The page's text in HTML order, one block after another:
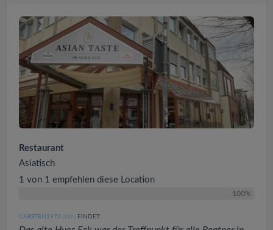
Restaurant
Asiatisch
1 von 1 empfehlen diese Location
100%
CARSTEN1972 (517 ) FINDET: